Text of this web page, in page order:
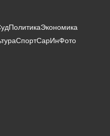
ПолитикаЭкономика
СпортСарИнФото